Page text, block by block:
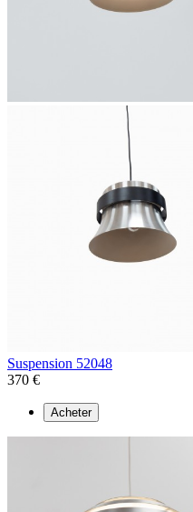
Suspension 52048
370 €
Acheter